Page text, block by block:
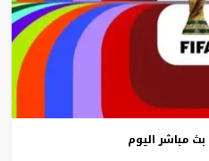
بث مباشر اليوم